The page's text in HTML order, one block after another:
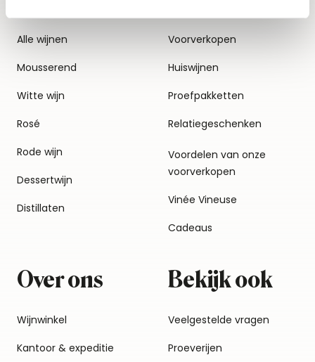
Alle wijnen
Mousserend
Witte wijn
Rosé
Rode wijn
Dessertwijn
Distillaten
Voorverkopen
Huiswijnen
Proefpakketten
Relatiegeschenken
Voordelen van onze
voorverkopen
Vinée Vineuse
Cadeaus
Over ons
Wijnwinkel
Kantoor & expeditie
Bekijk ook
Veelgestelde vragen
Proeverijen